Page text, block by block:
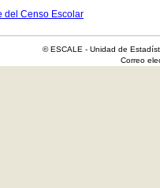
del Censo Escolar
© ESCALE - Unidad de
Correo